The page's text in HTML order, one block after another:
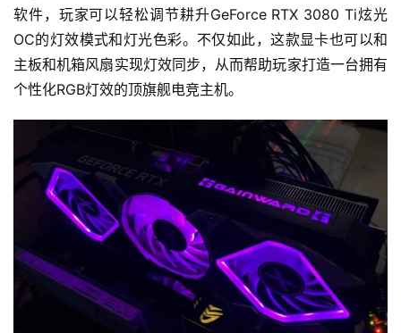
软件，玩家可以轻松调节耕升GeForce RTX 3080 Ti炫光
OC的灯效模式和灯光色彩。不仅如此，这款显卡也可以和
主板和机箱风扇实现灯效同步，从而帮助玩家打造一台拥有
个性化RGB灯效的顶旗舰电竞主机。